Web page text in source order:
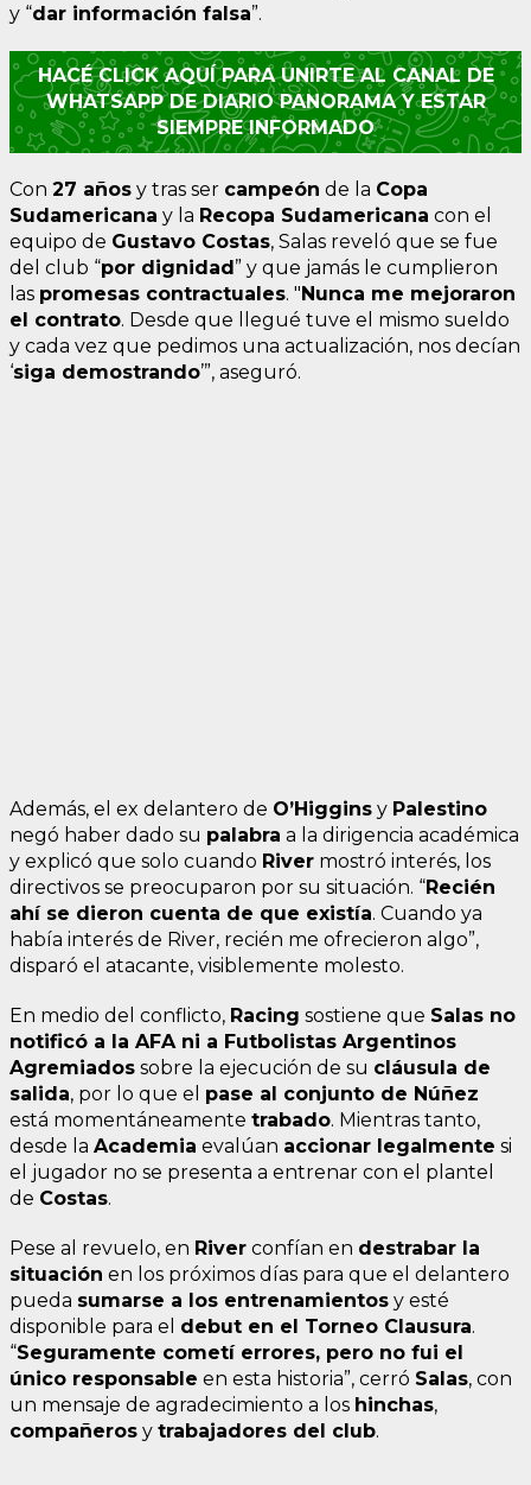
y “dar información falsa”.
HACÉ CLICK AQUÍ PARA UNIRTE AL CANAL DE
WHATSAPP DE DIARIO PANORAMA Y ESTAR
SIEMPRE INFORMADO
Con 27 años y tras ser campeón de la Copa
Sudamericana y la Recopa Sudamericana con el
equipo de Gustavo Costas, Salas reveló que se fue
del club “por dignidad” y que jamás le cumplieron
las promesas contractuales. "Nunca me mejoraron
el contrato. Desde que llegué tuve el mismo sueldo
y cada vez que pedimos una actualización, nos decían
‘siga demostrando’”, aseguró.
Además, el ex delantero de O’Higgins y Palestino
negó haber dado su palabra a la dirigencia académica
y explicó que solo cuando River mostró interés, los
directivos se preocuparon por su situación. “Recién
ahí se dieron cuenta de que existía. Cuando ya
había interés de River, recién me ofrecieron algo”,
disparó el atacante, visiblemente molesto.
En medio del conflicto, Racing sostiene que Salas no
notificó a la AFA ni a Futbolistas Argentinos
Agremiados sobre la ejecución de su cláusula de
salida, por lo que el pase al conjunto de Núñez
está momentáneamente trabado. Mientras tanto,
desde la Academia evalúan accionar legalmente si
el jugador no se presenta a entrenar con el plantel
de Costas.
Pese al revuelo, en River confían en destrabar la
situación en los próximos días para que el delantero
pueda sumarse a los entrenamientos y esté
disponible para el debut en el Torneo Clausura.
“Seguramente cometí errores, pero no fui el
único responsable en esta historia”, cerró Salas, con
un mensaje de agradecimiento a los hinchas,
compañeros y trabajadores del club.